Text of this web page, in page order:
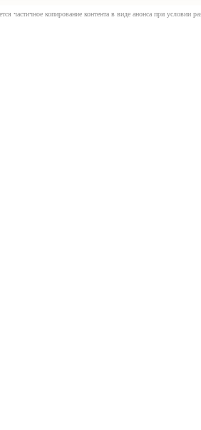
частичное копирование контента в виде анонса при условии